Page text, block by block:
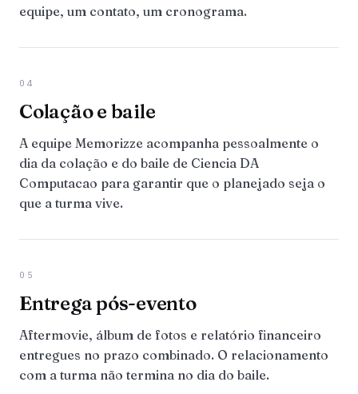
equipe, um contato, um cronograma.
04
Colação e baile
A equipe Memorizze acompanha pessoalmente o
dia da colação e do baile de Ciencia DA
Computacao para garantir que o planejado seja o
que a turma vive.
05
Entrega pós-evento
Aftermovie, álbum de fotos e relatório financeiro
entregues no prazo combinado. O relacionamento
com a turma não termina no dia do baile.